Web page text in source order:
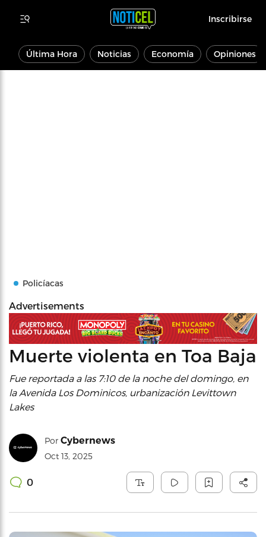
Inscribirse
Última Hora Noticias Economía Opiniones
Policíacas
Advertisements
Muerte violenta en Toa Baja
Fue reportada a las 7:10 de la noche del domingo, en
la Avenida Los Dominicos, urbanización Levittown
Lakes
Por Cybernews
Oct 13, 2025
0